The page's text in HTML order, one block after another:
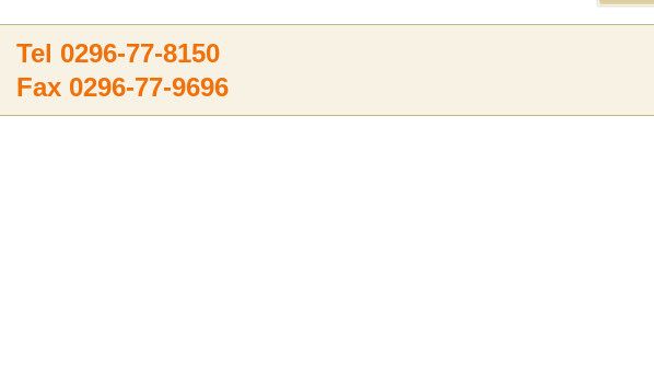
Tel 0296-77-8150
Fax 0296-77-9696